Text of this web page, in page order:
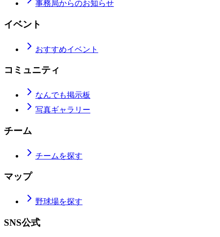
事務局からのお知らせ
イベント
おすすめイベント
コミュニティ
なんでも掲示板
写真ギャラリー
チーム
チームを探す
マップ
野球場を探す
SNS公式